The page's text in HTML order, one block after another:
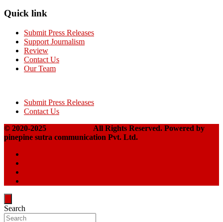
Quick link
Submit Press Releases
Support Journalism
Review
Contact Us
Our Team
Submit Press Releases
Contact Us
© 2020-2025
All Rights Reserved. Powered by
pinepine sutra communication Pvt. Ltd.
Search